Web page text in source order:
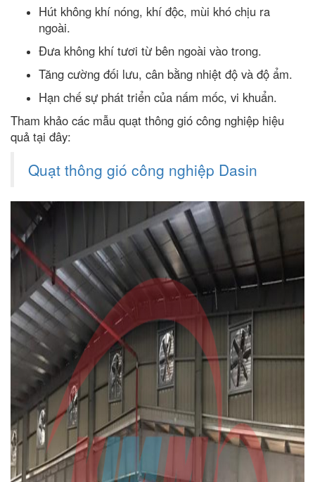
Hút không khí nóng, khí độc, mùi khó chịu ra
ngoài.
Đưa không khí tươi từ bên ngoài vào trong.
Tăng cường đối lưu, cân bằng nhiệt độ và độ ẩm.
Hạn chế sự phát triển của nấm mốc, vi khuẩn.
Tham khảo các mẫu quạt thông gió công nghiệp hiệu
quả tại đây:
Quạt thông gió công nghiệp Dasin